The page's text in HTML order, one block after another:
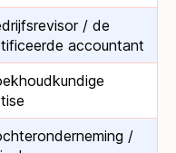
/ de
accountant
/